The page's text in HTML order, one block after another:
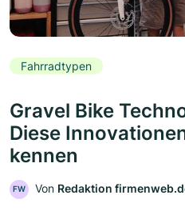
Fahrradtypen
Gravel Bike
Diese
kennen
FW Von Redaktion